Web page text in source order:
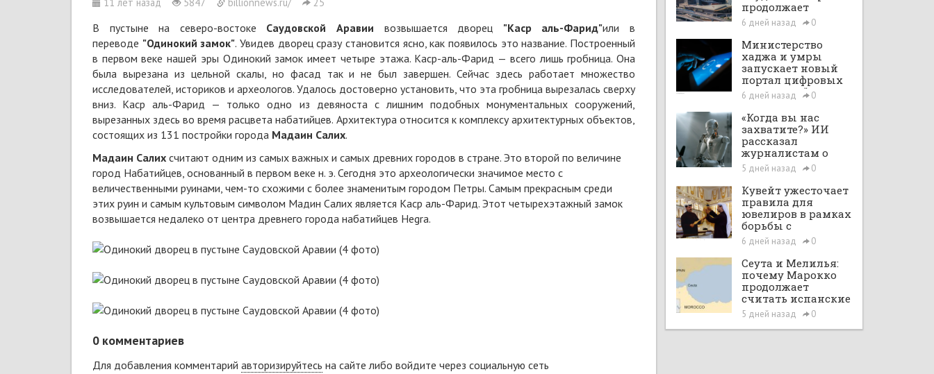
В пустыне на северо-востоке Саудовской Аравии возвышается дворец "Каср аль-Фарид"или в
переводе "Одинокий замок". Увидев дворец сразу становится ясно, как появилось это название. Построенный
в первом веке нашей эры Одинокий замок имеет четыре этажа. Каср-аль-Фарид — всего лишь гробница. Она
была вырезана из цельной скалы, но фасад так и не был завершен. Сейчас здесь работает множество
исследователей, историков и археологов. Удалось достоверно установить, что эта гробница вырезалась сверху
вниз. Каср аль-Фарид — только одно из девяноста с лишним подобных монументальных сооружений,
вырезанных здесь во время расцвета набатийцев. Архитектура относится к комплексу архитектурных объектов,
состоящих из 131 постройки города Мадаин Салих.
Мадаин Салих считают одним из самых важных и самых древних городов в стране. Это второй по величине
город Набатийцев, основанный в первом веке н. э. Сегодня это археологически значимое место с
величественными руинами, чем-то схожими с более знаменитым городом Петры. Самым прекрасным среди
этих руин и самым культовым символом Мадин Салих является Каср аль-Фарид. Этот четырехэтажный замок
возвышается недалеко от центра древнего города набатийцев Hegra.
0 комментариев
Для добавления комментарий авторизируйтесь на сайте либо войдите через социальную сеть
продолжает
расширяться при
поддержке Vision
2030 и рыночных
реформ
6 дней назад 0
Министерство
хаджа и умры
запускает новый
портал цифровых
интеграций
6 дней назад 0
«Когда вы нас
захватите?» ИИ
рассказал
журналистам о
планах по
покорению мира в
большом интервью
с ChatGPT
5 дней назад 0
Кувейт ужесточает
правила для
ювелиров в рамках
борьбы с
отмыванием денег
6 дней назад 0
Сеута и Мелилья:
почему Марокко
продолжает
считать испанские
анклавы своими
территориями
5 дней назад 0